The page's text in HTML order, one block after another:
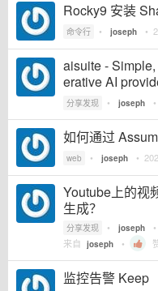
Rocky9 安装
命令行 • joseph •
aisuite -
erative AI
分享发现 • joseph •
如何通过
web • joseph •
Youtube上的视
生成？
分享发现 • joseph •
来自 joseph •
监控告警 Keep